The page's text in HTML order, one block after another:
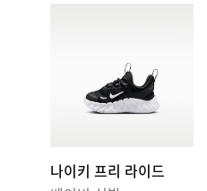
나이키 프리 라이드